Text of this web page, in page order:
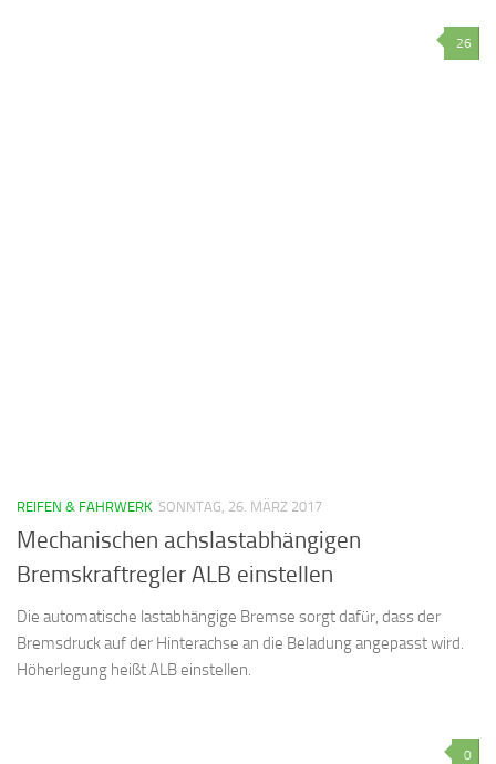
26
REIFEN & FAHRWERK SONNTAG, 26. MÄRZ 2017
Mechanischen achslastabhängigen
Bremskraftregler ALB einstellen
Die automatische lastabhängige Bremse sorgt dafür, dass der
Bremsdruck auf der Hinterachse an die Beladung angepasst wird.
Höherlegung heißt ALB einstellen.
0